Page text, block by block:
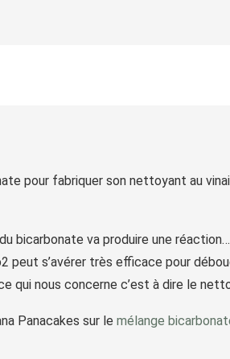
pour fabriquer son nettoyant au
bicarbonate va produire une
peut s’avérer très efficace pour
qui nous concerne c’est à dire le
Panacakes sur le mélange